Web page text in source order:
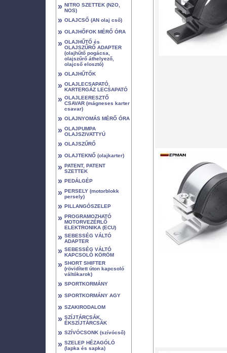
» NITRO SZETTEK (N2O,
NOS)
» OLAJCSŐ (AN olaj cső)
» OLAJHŐFOK MÉRŐ ÓRA
» OLAJHŰTŐ és
OLAJSZŰRŐ ADAPTER
(olajhűtő pogácsa,
olajszűrő áthelyező,
olajcső elosztó)
» OLAJHŰTŐK
» OLAJLECSAPATÓ,
KARTERGÁZ LECSAPATÓ
» OLAJLEERESZTŐ
CSAVAR (mágneses karter
csavar)
» OLAJNYOMÁS MÉRŐ ÓRA
» OLAJPUMPA
OLAJSZIVATTYÚ
» OLAJSZŰRŐ
» OLAJTEKNŐ (olajkarter)
» PATENT, PATENT
SZETTEK
» PEDÁLGÉP
» PERSELY (motorblokk
persely)
» PILLANGÓSZELEP
» PROGRAMOZHATÓ
MOTORVEZÉRLŐ
ELEKTRONIKA (ECU)
» SEBESSÉG VÁLTÓ
ADAPTER
» SEBESSÉG VÁLTÓ
KAPCSOLÓ KÖRÖM
» SHORT SHIFTER
(rövidített úton kapcsoló
váltókarok)
» SPORTKORMÁNY
» SPORTKORMÁNY AGY
» SZAKIRODALOM
» SZÍJTÁRCSÁK,
ÉKSZÍJTÁRCSÁK
» SZÍVÓCSONK (szívócső)
» SZELEP HÉZAGÓLÓ
(lapka és sapka)